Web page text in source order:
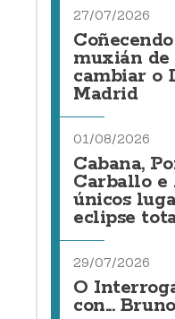
27/07/2026
muxián de
cambiar o
Madrid
01/08/2026
Cabana,
Carballo e
únicos
eclipse
29/07/2026
O
con...